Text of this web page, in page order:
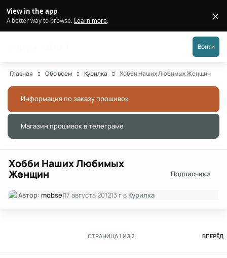
View in the app
A better way to browse. Learn more. ×
Войти
Главная Обо всем Курилка Хобби Наших Любимых Женщин
Информация по заказу прошивок
Магазин прошивок в телеграме
Хобби Наших Любимых
Женщин Подписчики
Автор: mobsel17 августа 201213 г в Курилка
ВПЕРЁД
СТРАНИЦА 1 ИЗ 2